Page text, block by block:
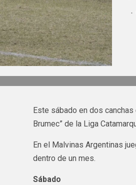
Este sábado en dos
Brumec” de la Liga
En el Malvinas Argentinas
dentro de un mes.
Sábado